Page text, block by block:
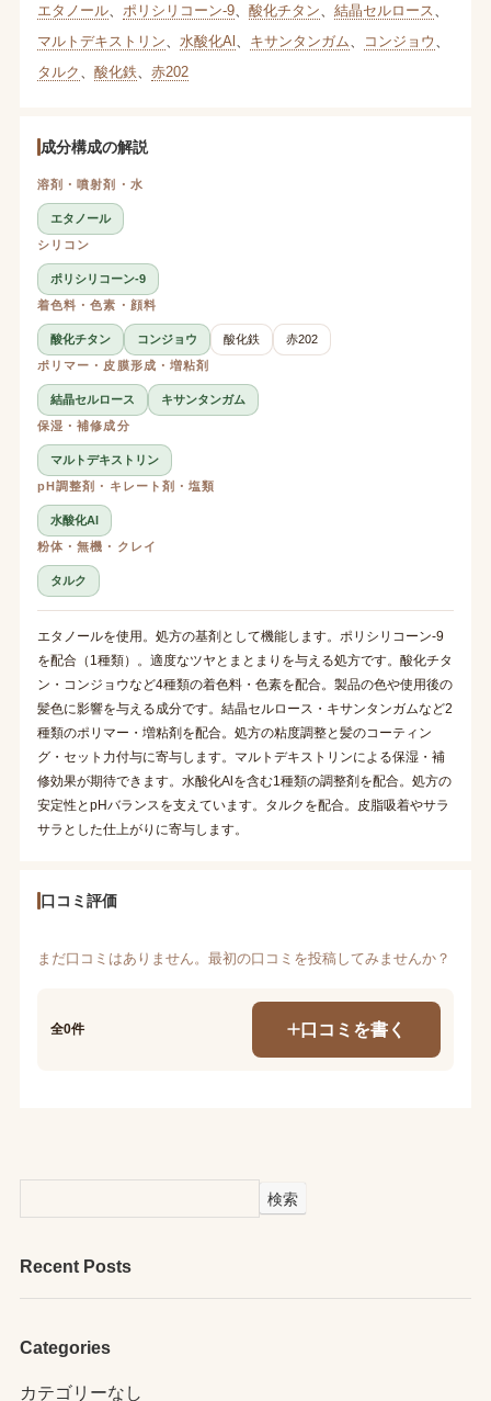
エタノール、 ポリシリコーン-9、 酸化チタン 結晶セルロース
マルトデキストリン
水酸化Al キサンタンガム コンジョウ
タルク
酸化鉄 赤202
成分構成の解説
溶剤・噴射剤・水
エタノール
シリコン
ポリシリコーン-9
着色料・色素・顔料
酸化チタン コンジョウ 酸化鉄
赤202
ポリマー・皮膜形成・増粘剤
結晶セルロース
キサンタンガム
保湿・補修成分
マルトデキストリン
pH調整剤・キレート剤・塩類
水酸化Al
粉体・無機・クレイ
タルク
エタノールを使用。処方の基剤として機能します。ポリシリコーン-9
を配合（1種類）。適度なツヤとまとまりを与える処方です。酸化チタ
ン・コンジョウなど4種類の着色料・色素を配合。製品の色や使用後の
髪色に影響を与える成分です。結晶セルロース・キサンタンガムなど2
種類のポリマー・増粘剤を配合。処方の粘度調整と髪のコーティン
グ・セット力付与に寄与します。マルトデキストリンによる保湿・補
修効果が期待できます。水酸化Alを含む1種類の調整剤を配合。処方の
安定性とpHバランスを支えています。タルクを配合。皮脂吸着やサラ
サラとした仕上がりに寄与します。
口コミ評価
まだ口コミはありません。最初の口コミを投稿してみませんか？
全0件 口コミを書く
検索
Recent Posts
Categories
カテゴリーなし